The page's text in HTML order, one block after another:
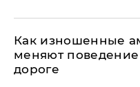
Как изношенные
меняют
дороге